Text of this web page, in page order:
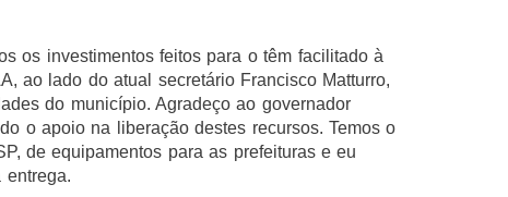
os investimentos feitos para o têm facilitado à
ao lado do atual secretário Francisco Matturro,
do município. Agradeço ao governador
o apoio na liberação destes recursos. Temos o
de equipamentos para as prefeituras e eu
entrega.